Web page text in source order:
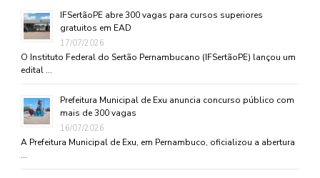
IFSertãoPE abre 300 vagas para cursos superiores
gratuitos em EAD
17/07/2026
O Instituto Federal do Sertão Pernambucano (IFSertãoPE) lançou um
edital …
Prefeitura Municipal de Exu anuncia concurso público com
mais de 300 vagas
16/07/2026
A Prefeitura Municipal de Exu, em Pernambuco, oficializou a abertura
…